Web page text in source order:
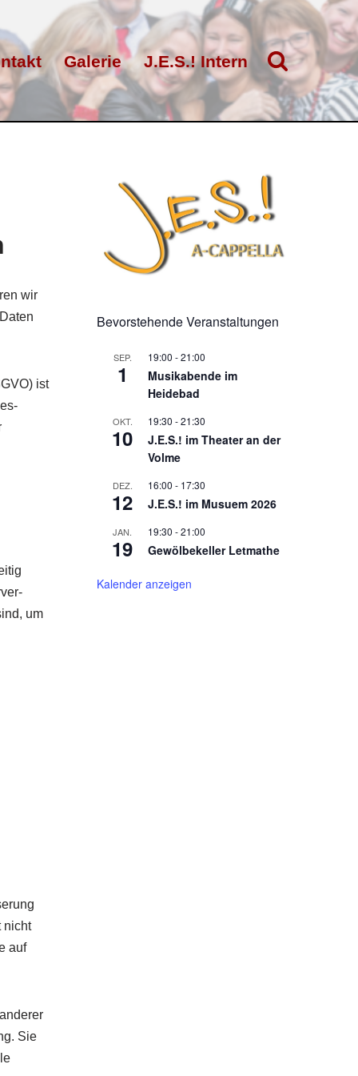
Galerie J.E.S.! Intern
wir
ist
um
nicht
auf
Sie
Bevorstehende Veranstaltungen
SEP.
1
19:00 -21:00
Musikabende im
Heidebad
OKT.
10
19:30 -21:30
J.E.S.! im Theater an der
Volme
DEZ.
12
16:00 - 17:30
J.E.S.! im Musuem 2026
JAN.
19
19:30 -21:00
Gewölbekeller Letmathe
Kalender anzeigen